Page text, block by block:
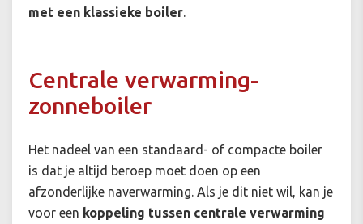
met een klassieke boiler.
Centrale verwarming-
zonneboiler
Het nadeel van een standaard- of compacte boiler
is dat je altijd beroep moet doen op een
afzonderlijke naverwarming. Als je dit niet wil, kan je
voor een koppeling tussen centrale verwarming